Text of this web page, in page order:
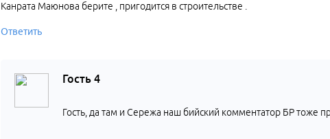
Канрата Маюнова берите , пригодится в строительстве .
Ответить
Гость 4
Гость, да там и Сережа наш бийский комментатор БР тоже